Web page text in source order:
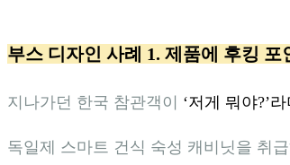
부스 디자인 사례 1. 제품에 후킹
지나가던 한국 참관객이 ‘저게 뭐야?’
독일제 스마트 건식 숙성 캐비닛을 취